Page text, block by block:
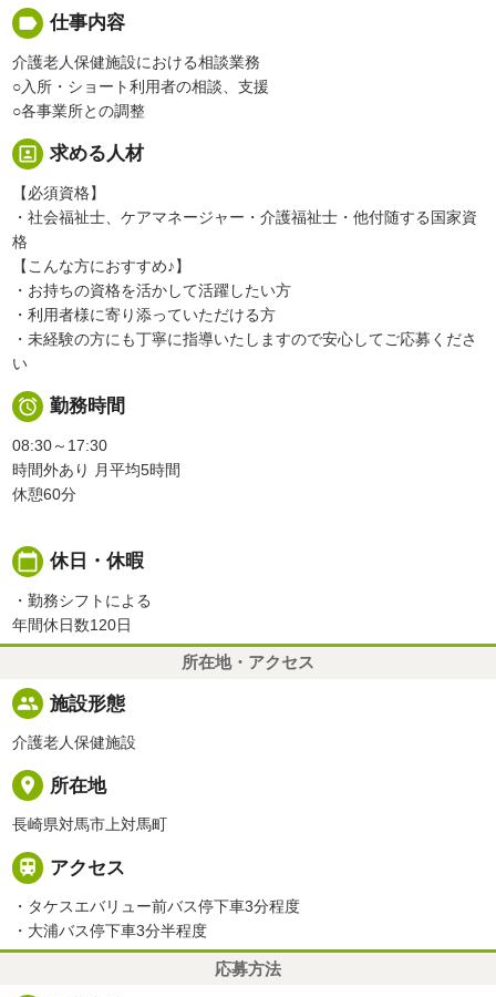
label 仕事内容
介護老人保健施設における相談業務
○入所・ショート利用者の相談、支援
○各事業所との調整
portrait 求める人材
【必須資格】
・社会福祉士、ケアマネージャー・介護福祉士・他付随する国家資
格
【こんな方におすすめ♪】
・お持ちの資格を活かして活躍したい方
・利用者様に寄り添っていただける方
・未経験の方にも丁寧に指導いたしますので安心してご応募くださ
い
 勤務時間
08:30～17:30
時間外あり 月平均5時間
休憩60分
calendar_today 休日・休暇
・勤務シフトによる
年間休日数120日
所在地・アクセス
people 施設形態
介護老人保健施設
place 所在地
長崎県対馬市上対馬町
 アクセス
・タケスエバリュー前バス停下車3分程度
・大浦バス停下車3分半程度
応募方法